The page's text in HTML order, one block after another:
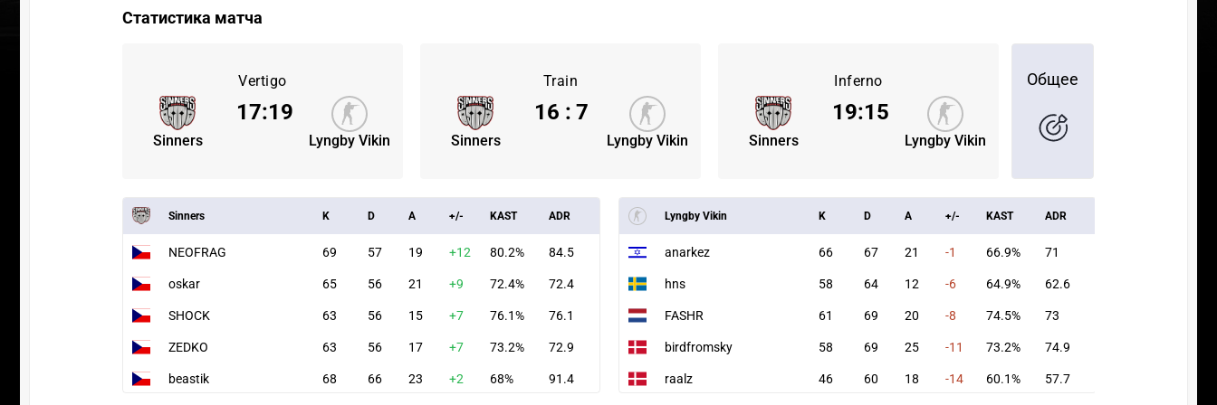
Статистика матча
Vertigo
Sinners Lyngby Vikin
17:19
Train
Sinners Lyngby Vikin
16 : 7
Inferno
Sinners Lyngby Vikin
19:15
Общее
Sinners K D A +/- KAST ADR
NEOFRAG 69 57 19 +12 80.2% 84.5
oskar 65 56 21 +9 72.4% 72.4
SHOCK 63 56 15 +7 76.1% 76.1
ZEDKO 63 56 17 +7 73.2% 72.9
beastik 68 66 23 +2 68% 91.4
Lyngby Vikin K D A +/- KAST ADR
anarkez 66 67 21 -1 66.9% 71
hns 58 64 12 -6 64.9% 62.6
FASHR 61 69 20 -8 74.5% 73
birdfromsky 58 69 25 -11 73.2% 74.9
raalz 46 60 18 -14 60.1% 57.7